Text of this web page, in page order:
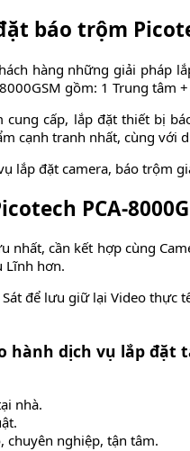
báo trộm
hàng những giải pháp
8000GSM gồm: 1 Trung
cung cấp, lắp đặt thiết bị
cạnh tranh nhất, cùng với
lắp đặt camera, báo trộm
PCA-
nhất, cần kết hợp cùng
Lĩnh hơn.
Sát để lưu giữ lại Video
hành dịch vụ lắp đặt
nhà.
chuyên nghiệp, tận tâm.